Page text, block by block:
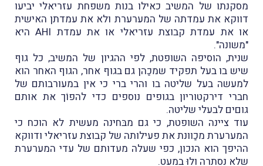
מסקנתו של המשיב כאילו בנות משפחת עזריאלי יביעו
דווקא את עמדתה של המערערת ולא את עמדתן האישית
או את עמדת קבוצת עזריאלי או את עמדת AHI היא
"משונה".
שנית, הוסיפה השופטת, לפי ההגיון של המשיב, כל גוף
שיש בו בעל תפקיד שמכַהן גם בגוף אחר, הגוף האחר הוא
למעשה בעל שליטה בו והרי ברי כי אין במעורבותם של
חברי דירקטוריון בגופים נוספים כדי להפוֹך את אותם
גוםים לבעלי שליטה.
עוד ציינה השופטת, כי גם מבּחינה מעשית לא הוכח כי
המערערת מכַוונת את פעילותה של קבוצת עזריאלי ודווקא
ההיפך הוא הנכון, כפי שעלה מעדותם של עדי המערערת
שלא נסתרה ולוּ במעט.